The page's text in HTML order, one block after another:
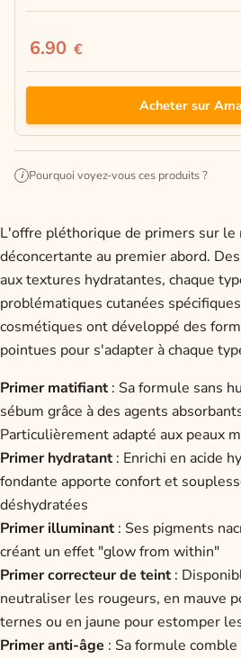
6.90 €
Acheter sur
i Pourquoi voyez-vous ces produits ?
L'offre pléthorique de primers sur le
déconcertante au premier abord.
aux textures hydratantes, chaque
problématiques cutanées
cosmétiques ont développé des
pointues pour s'adapter à chaque
Primer matifiant: Sa formule sans
sébum grâce à des agents
Particulièrement adapté aux peaux
Primer hydratant: Enrichi en acide
fondante apporte confort et
déshydratées
Primer illuminant: Ses pigments
créant un effet "glow from within"
Primer correcteur de teint:
neutraliser les rougeurs, en mauve
ternes ou en jaune pour estomper
Primer anti-âge : Sa formule